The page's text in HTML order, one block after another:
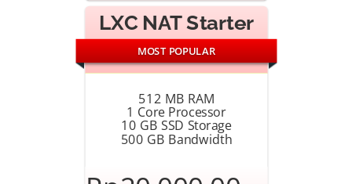
LXC NAT Starter
MOST POPULAR
512 MB RAM
1 Core Processor
10 GB SSD Storage
500 GB Bandwidth